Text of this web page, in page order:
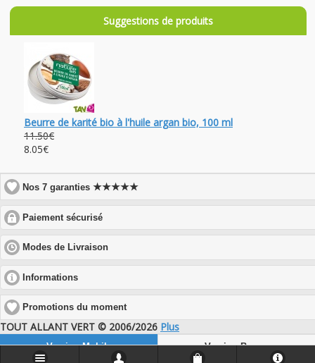
Suggestions de produits
Beurre de karité bio à l'huile argan bio, 100 ml
11.50€
8.05€
Nos 7 garanties★★★★★
Paiement sécurisé
to
expand
Modes de Livraison
to
contents
Informations
to
expand
Promotions du moment
TOUT ALLANT VERT © 2006/2026 Plus
Version Mobile Version Bureau